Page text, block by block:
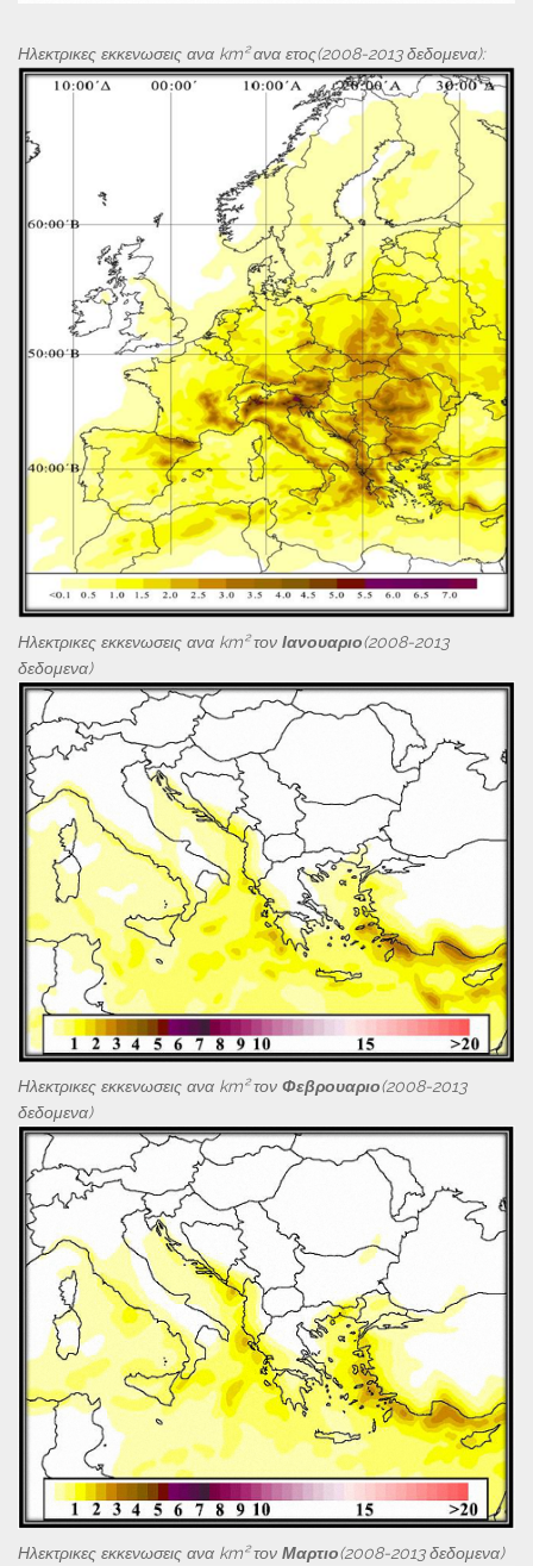
Ηλεκτρικες εκκενωσεις ανα km² ανα ετος(2008-2013 δεδομενα):
Ηλεκτρικες εκκενωσεις ανα km² τον Ιανουαριο(2008-2013
δεδομενα)
Ηλεκτρικες εκκενωσεις ανα km² τον Φεβρουαριο(2008-2013
δεδομενα)
Ηλεκτρικες εκκενωσεις ανα km² τον Μαρτιο(2008-2013 δεδομενα)